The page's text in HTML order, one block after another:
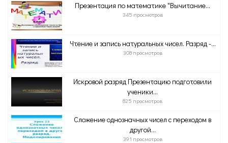
Презентация по математике "Вычитание...
345 просмотров
Чтение и запись натуральных чисел. Разряд -...
308 просмотров
Искровой разряд Презентацию подготовили
ученики...
825 просмотров
Сложение однозначных чисел с переходом в
другой...
391 просмотров